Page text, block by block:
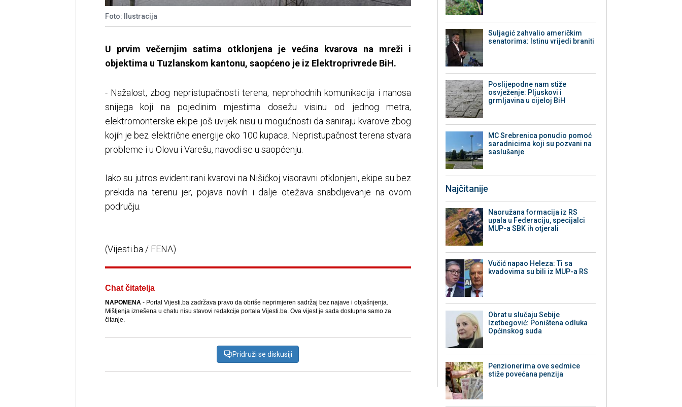
Foto: Ilustracija
U prvim večernjim satima otklonjena je većina kvarova na mreži i
objektima u Tuzlanskom kantonu, saopćeno je iz Elektroprivrede BiH.
- Nažalost, zbog nepristupačnosti terena, neprohodnih komunikacija i nanosa
snijega koji na pojedinim mjestima dosežu visinu od jednog metra,
elektromonterske ekipe još uvijek nisu u mogućnosti da saniraju kvarove zbog
kojih je bez električne energije oko 100 kupaca. Nepristupačnost terena stvara
probleme i u Olovu i Varešu, navodi se u saopćenju.
Iako su jutros evidentirani kvarovi na Nišićkoj visoravni otklonjeni, ekipe su bez
prekida na terenu jer, pojava novih i dalje otežava snabdijevanje na ovom
području.
(Vijesti.ba / FENA)
Chat čitatelja
NAPOMENA- Portal Vijesti.ba zadržava pravo da obriše neprimjeren sadržaj bez najave i objašnjenja.
Mišljenja iznešena u chatu nisu stavovi redakcije portala Vijesti.ba. Ova vijest je sada dostupna samo za
čitanje.
Pridruži se diskusiji
Suljagić zahvalio američkim
senatorima: Istinu vrijedi braniti
Poslijepodne nam stiže
osvježenje: Pljuskovi i
grmljavina u cijeloj BiH
MC Srebrenica ponudio pomoć
saradnicima koji su pozvani na
saslušanje
Najčitanije
Naoružana formacija iz RS
upala u Federaciju, specijalci
MUP-a SBK ih otjerali
Vučić napao Heleza: Ti sa
kvadovima su bili iz MUP-a RS
Obrat u slučaju Sebije
Izetbegović: Poništena odluka
Općinskog suda
Penzionerima ove sedmice
stiže povećana penzija